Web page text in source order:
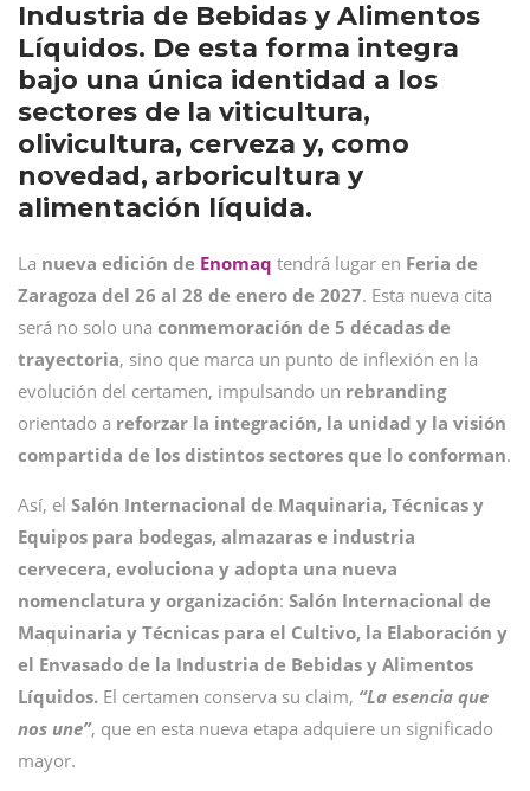
Industria de Bebidas y Alimentos
Líquidos. De esta forma integra
bajo una única identidad a los
sectores de la viticultura,
olivicultura, cerveza y, como
novedad, arboricultura y
alimentación líquida.
La nueva edición de Enomaq tendrá lugar en Feria de
Zaragoza del 26 al 28 de enero de 2027. Esta nueva cita
será no solo una conmemoración de 5 décadas de
trayectoria, sino que marca un punto de inflexión en la
evolución del certamen, impulsando un rebranding
orientado a reforzar la integración, la unidad y la visión
compartida de los distintos sectores que lo conforman.
Así, el Salón Internacional de Maquinaria, Técnicas y
Equipos para bodegas, almazaras e industria
cervecera, evoluciona y adopta una nueva
nomenclatura y organización: Salón Internacional de
Maquinaria y Técnicas para el Cultivo, la Elaboración y
el Envasado de la Industria de Bebidas y Alimentos
Líquidos. El certamen conserva su claim, “La esencia que
nos une”, que en esta nueva etapa adquiere un significado
mayor.